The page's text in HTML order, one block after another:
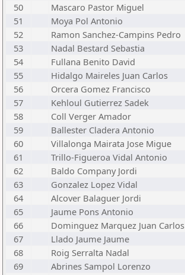
50
Mascaro Pastor Miguel
51
Moya Pol Antonio
52
Ramon Sanchez-Campins Pedro
53
Nadal Bestard Sebastia
54
Fullana Benito David
55
Hidalgo Maireles Juan Carlos
56
Orcera Gomez Francisco
57
Kehloul Gutierrez Sadek
58
Coll Verger Amador
59
Ballester Cladera Antonio
60
Villalonga Mairata Jose Migue
61
Trillo-Figueroa Vidal Antonio
62
Baldo Company Jordi
63
Gonzalez Lopez Vidal
64
Alcover Balaguer Jordi
65
Jaume Pons Antonio
66
Dominguez Marquez Juan Carlos
67
Llado Jaume Jaume
68
Roig Serralta Nadal
69
Abrines Sampol Lorenzo